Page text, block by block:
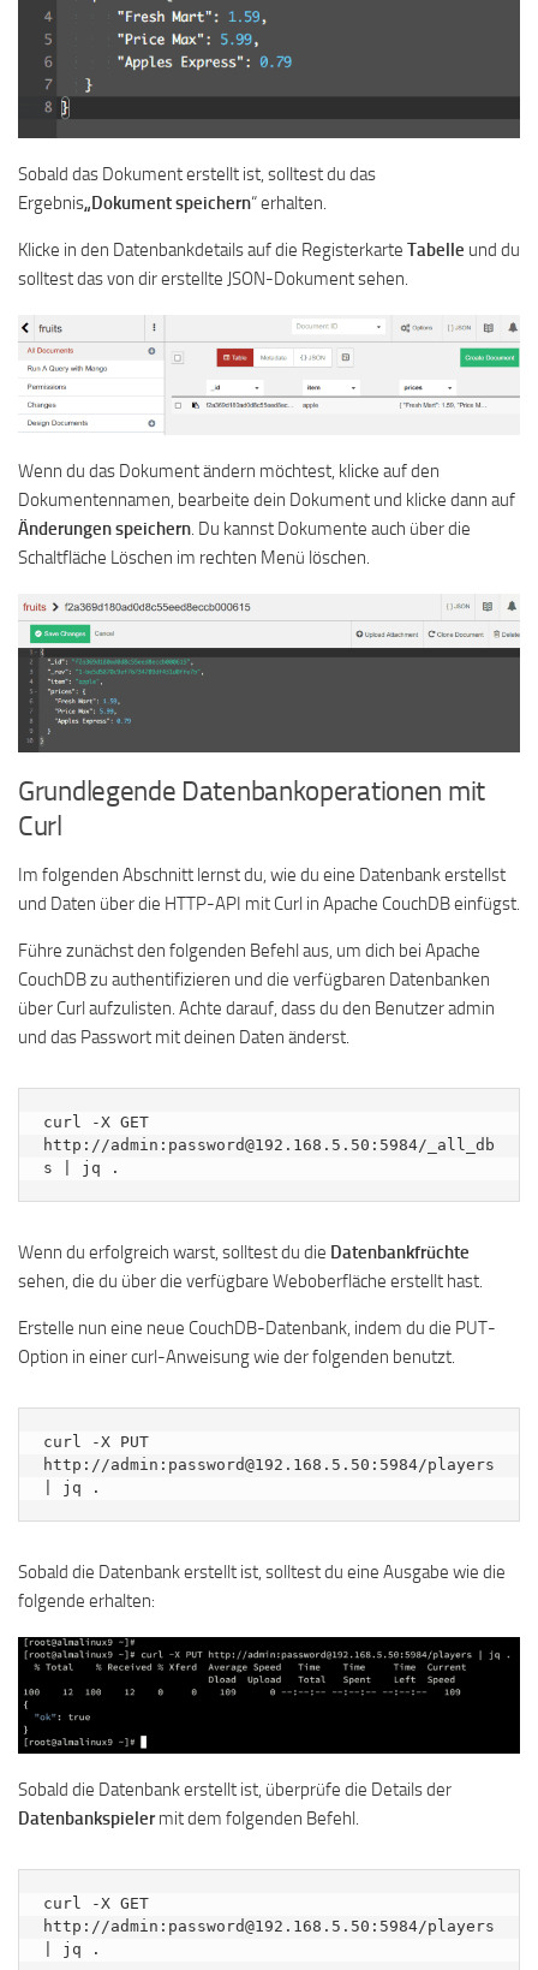
Sobald das Dokument erstellt ist, solltest du das
Ergebnis„Dokument speichern“ erhalten.
Klicke in den Datenbankdetails auf die Registerkarte Tabelle und du
solltest das von dir erstellte JSON-Dokument sehen.
Wenn du das Dokument ändern möchtest, klicke auf den
Dokumentennamen, bearbeite dein Dokument und klicke dann auf
Änderungen speichern. Du kannst Dokumente auch über die
Schaltfläche Löschen im rechten Menü löschen.
Grundlegende Datenbankoperationen mit
Curl
Im folgenden Abschnitt lernst du, wie du eine Datenbank erstellst
und Daten über die HTTP-API mit Curl in Apache CouchDB einfügst.
Führe zunächst den folgenden Befehl aus, um dich bei Apache
CouchDB zu authentifizieren und die verfügbaren Datenbanken
über Curl aufzulisten. Achte darauf, dass du den Benutzer admin
und das Passwort mit deinen Daten änderst.
curl -X GET
http://admin:password@192.168.5.50:5984/_all_db
s | jq .
Wenn du erfolgreich warst, solltest du die Datenbankfrüchte
sehen, die du über die verfügbare Weboberfläche erstellt hast.
Erstelle nun eine neue CouchDB-Datenbank, indem du die PUT-
Option in einer curl-Anweisung wie der folgenden benutzt.
curl -X PUT
http://admin:password@192.168.5.50:5984/players
| jq .
Sobald die Datenbank erstellt ist, solltest du eine Ausgabe wie die
folgende erhalten:
Sobald die Datenbank erstellt ist, überprüfe die Details der
Datenbankspielermit dem folgenden Befehl.
curl -X GET
http://admin:password@192.168.5.50:5984/players
| jq .